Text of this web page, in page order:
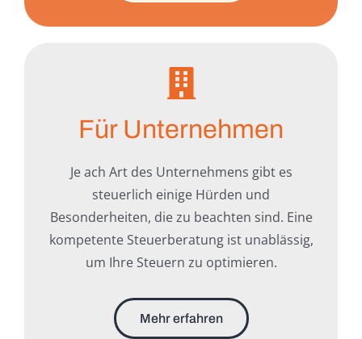
Für Unternehmen
Je ach Art des Unternehmens gibt es
steuerlich einige Hürden und
Besonderheiten, die zu beachten sind. Eine
kompetente Steuerberatung ist unablässig,
um Ihre Steuern zu optimieren.
Mehr erfahren